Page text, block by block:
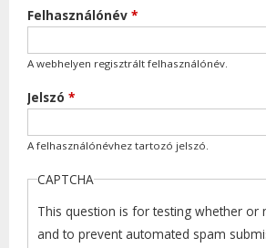
Felhasználónév *
A webhelyen regisztrált felhasználónév.
Jelszó *
A felhasználónévhez tartozó jelszó.
CAPTCHA
This question is for testing whether
and to prevent automated spam